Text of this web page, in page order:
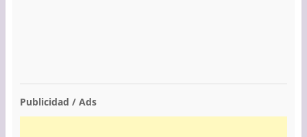
Publicidad / Ads